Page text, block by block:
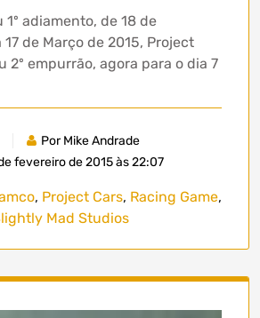
adiamento, de 18 de
de Março de 2015, Project
2º empurrão, agora para o dia 7
Por Mike Andrade
fevereiro de 2015 às 22:07
, Project Cars, Racing Game,
Mad Studios